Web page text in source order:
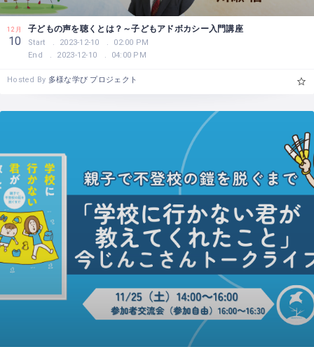
12月
10
子どもの声を聴くとは？～子どもアドボカシー入門講座
Start 2023-12-10
02:00 PM
End
2023-12-10 04:00 PM
Hosted By 多様な学び プロジェクト